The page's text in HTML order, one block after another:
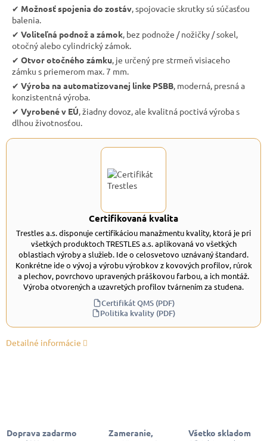
✔︎ Možnosť spojenia do zostáv , spojovacie skrutky sú súčasťou
balenia.
✔︎ Voliteľná podnož a zámok , bez podnože / nožičky / sokel,
otočný alebo cylindrický zámok.
✔︎ Otvor otočného zámku , je určený pre strmeň visiaceho
zámku s priemerom max. 7 mm.
✔︎ Výroba na automatizovanej linke PSBB , moderná, presná a
konzistentná výroba.
✔︎ Vyrobené v EÚ , žiadny dovoz, ale kvalitná poctivá výroba s
dlhou životnosťou.
Certifikovaná kvalita
Trestles a.s. disponuje certifikáciou manažmentu kvality, ktorá je pri
všetkých produktoch TRESTLES a.s. aplikovaná vo všetkých
oblastiach výroby a služieb. Ide o celosvetovo uznávaný štandard.
Konkrétne ide o vývoj a výrobu výrobkov z kovových profilov, rúrok
a plechov, povrchovo upravených práškovou farbou, a ich montáž.
Výroba otvorených a uzavretých profilov tvárnením za studena.
Certifikát QMS (PDF)
Politika kvality (PDF)
Detailné informácie
Doprava zadarmo
Zameranie,
Všetko skladom